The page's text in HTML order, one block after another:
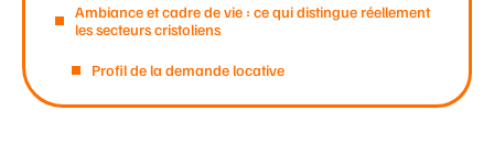
Ambiance et cadre de vie : ce qui distingue réellement
les secteurs cristoliens
Profil de la demande locative